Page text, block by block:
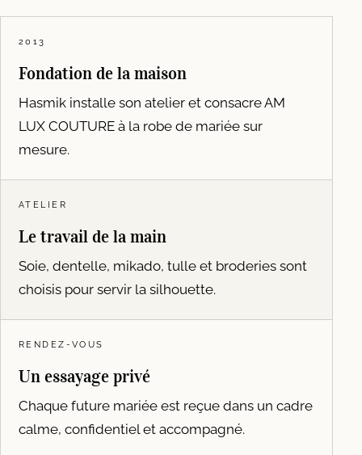
2013
Fondation de la maison
Hasmik installe son atelier et consacre AM
LUX COUTURE à la robe de mariée sur
mesure.
ATELIER
Le travail de la main
Soie, dentelle, mikado, tulle et broderies sont
choisis pour servir la silhouette.
RENDEZ-VOUS
Un essayage privé
Chaque future mariée est reçue dans un cadre
calme, confidentiel et accompagné.